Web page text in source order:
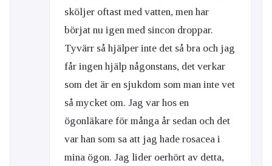
sköljer oftast med vatten, men har
börjat nu igen med sincon droppar.
Tyvärr så hjälper inte det så bra och jag
får ingen hjälp någonstans, det verkar
som det är en sjukdom som man inte vet
så mycket om. Jag var hos en
ögonläkare för många år sedan och det
var han som sa att jag hade rosacea i
mina ögon. Jag lider oerhört av detta,